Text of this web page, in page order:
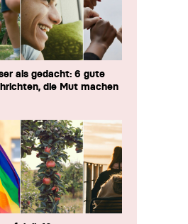
als gedacht: 6 gute
die Mut machen